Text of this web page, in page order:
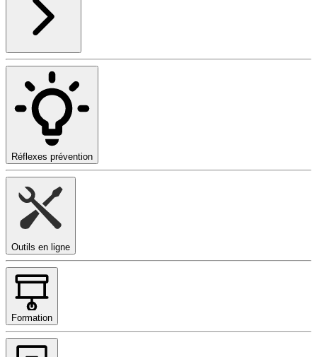
Réflexes prévention
Outils en ligne
Formation